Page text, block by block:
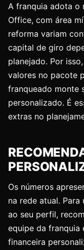
A franquia adota o
Office, com área
reforma variam
capital de giro
planejado. Por
valores no pacote
franqueado monte
personalizado. É
extras no
Os números
na rede atual. Para
ao seu perfil,
equipe da franquia
financeira